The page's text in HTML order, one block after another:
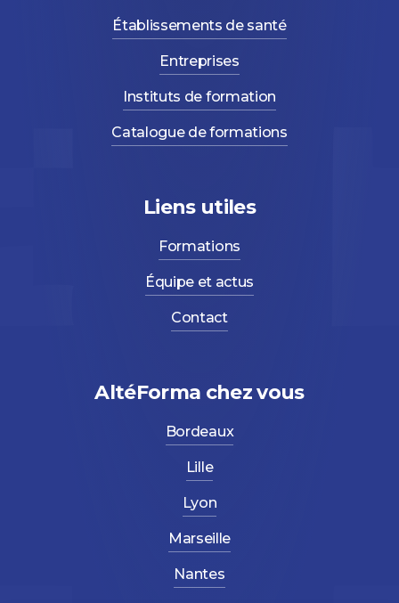
Établissements de santé
Entreprises
Instituts de formation
Catalogue de formations
Liens utiles
Formations
Équipe et actus
Contact
AltéForma chez vous
Bordeaux
Lille
Lyon
Marseille
Nantes